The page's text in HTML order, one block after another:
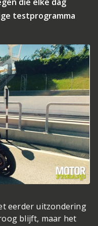
testprogramma
eerder uitzondering
blijft, maar het